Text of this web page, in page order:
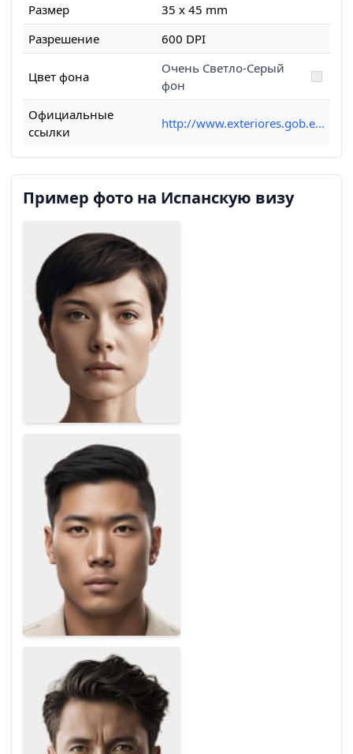
Размер
35 x 45 mm
Разрешение
600 DPI
Цвет фона
Очень Светло-Серый
фон
Официальные
ссылки
http://www.exteriores.gob.e...
Пример фото на Испанскую визу